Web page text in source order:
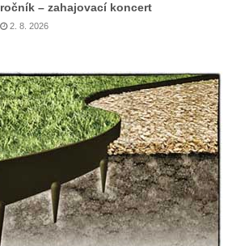
ročník – zahajovací koncert
2. 8. 2026